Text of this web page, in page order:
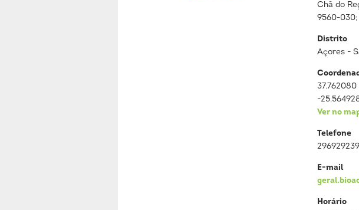
Chã do
9560-030;
Distrito
Açores -
37.762080
-
Ver no
Telefone
296929239
E-mail
Horário